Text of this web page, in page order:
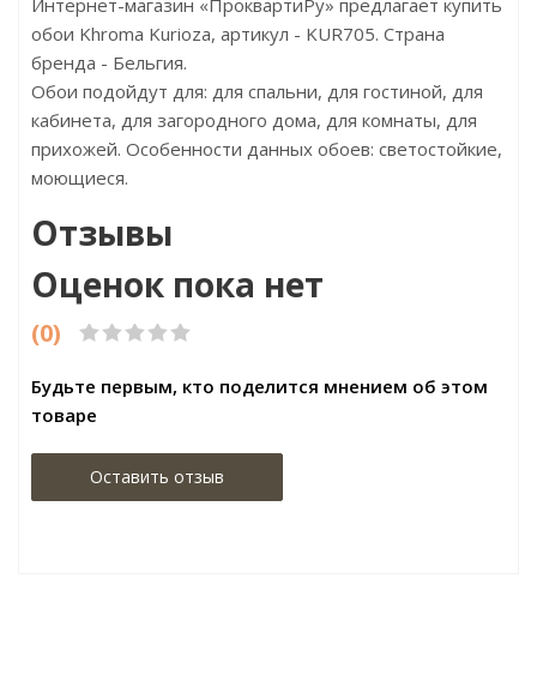
Интернет-магазин «ПроквартиРу» предлагает купить
обои Khroma Kurioza, артикул - KUR705. Страна
бренда - Бельгия.
Обои подойдут для: для спальни, для гостиной, для
кабинета, для загородного дома, для комнаты, для
прихожей. Особенности данных обоев: светостойкие,
моющиеся.
Отзывы
Оценок пока нет
(0)
Будьте первым, кто поделится мнением об этом
товаре
Оставить отзыв